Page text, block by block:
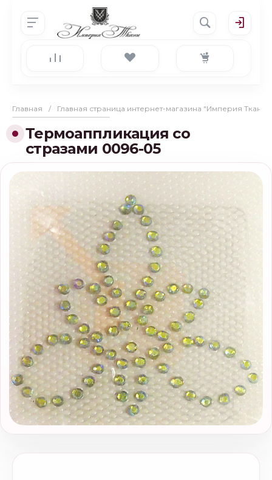
Главная / Главная страница интернет-магазина "Империя Ткани"
Термоаппликация со
стразами 0096-05